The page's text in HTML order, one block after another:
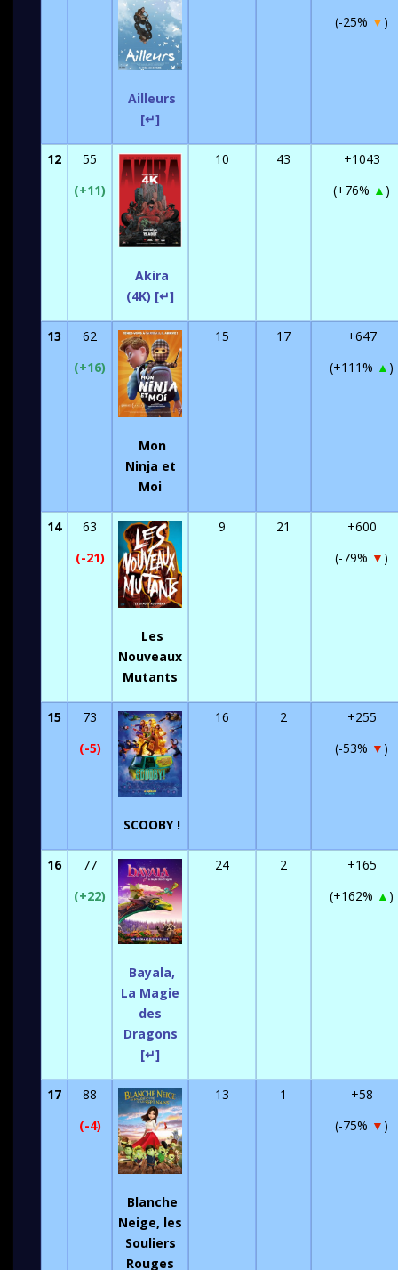
Ailleurs
[↵]
(-25% ▼ )
12
55
(+11)
Akira
(4K) [↵]
10 43
+1043
(+76% ▲ )
13
62
(+16)
Mon
Ninja et
Moi
15 17
+647
(+111% ▲ )
14
63
(-21)
Les
Nouveaux
Mutants
9 21
+600
(-79% ▼ )
15
73
(-5)
SCOOBY !
16 2
+255
(-53% ▼ )
16
77
(+22)
Bayala,
La Magie
des
Dragons
[↵]
24 2
+165
(+162% ▲ )
17
88
(-4)
Blanche
Neige, les
Souliers
Rouges
13 1
+58
(-75% ▼ )